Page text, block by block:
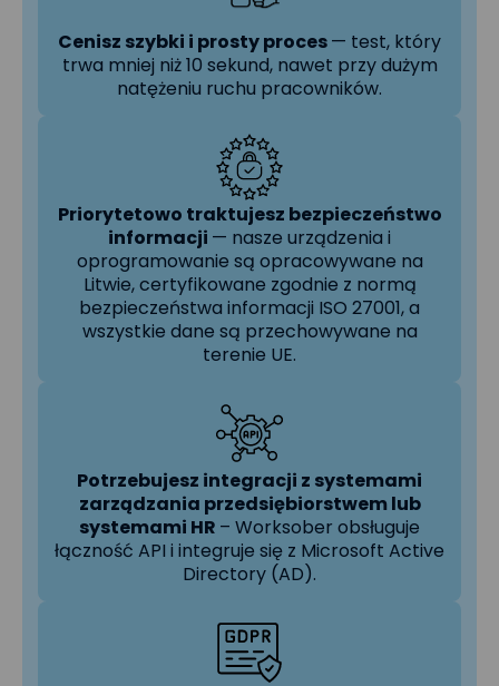
Cenisz szybki i prosty proces— test, który
trwa mniej niż 10 sekund, nawet przy dużym
natężeniu ruchu pracowników.
Priorytetowo traktujesz bezpieczeństwo
informacji — nasze urządzenia i
oprogramowanie są opracowywane na
Litwie, certyfikowane zgodnie z normą
bezpieczeństwa informacji ISO 27001, a
wszystkie dane są przechowywane na
terenie UE.
Potrzebujesz integracji z systemami
zarządzania przedsiębiorstwem lub
systemami HR – Worksober obsługuje
łączność API i integruje się z Microsoft Active
Directory (AD).